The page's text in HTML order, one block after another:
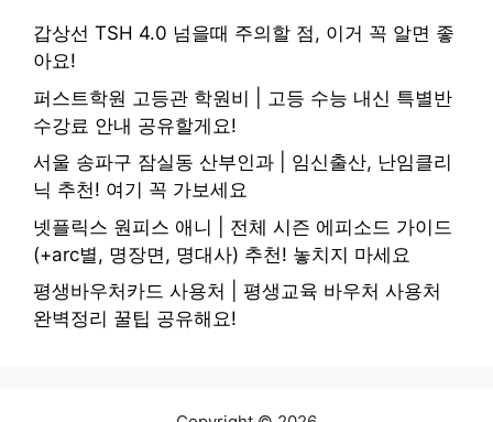
갑상선 TSH 4.0 넘을때 주의할 점, 이거 꼭 알면 좋
아요!
퍼스트학원 고등관 학원비 | 고등 수능 내신 특별반
수강료 안내 공유할게요!
서울 송파구 잠실동 산부인과 | 임신출산, 난임클리
닉 추천! 여기 꼭 가보세요
넷플릭스 원피스 애니 | 전체 시즌 에피소드 가이드
(+arc별, 명장면, 명대사) 추천! 놓치지 마세요
평생바우처카드 사용처 | 평생교육 바우처 사용처
완벽정리 꿀팁 공유해요!